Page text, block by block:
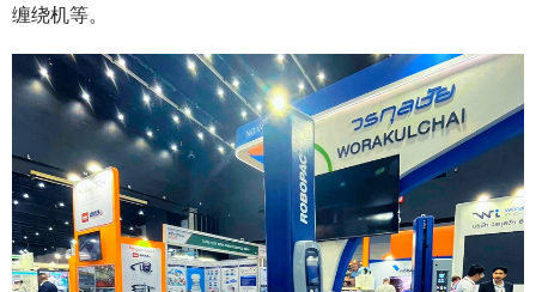
缠绕机等。